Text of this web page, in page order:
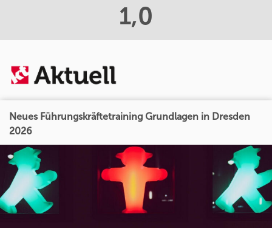
1,0
Neues Führungskräftetraining Grundlagen in Dresden
2026